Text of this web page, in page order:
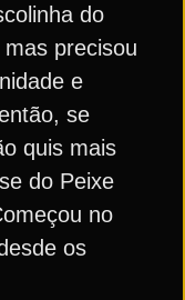
do
precisou
e
se
quis mais
do Peixe
no
os